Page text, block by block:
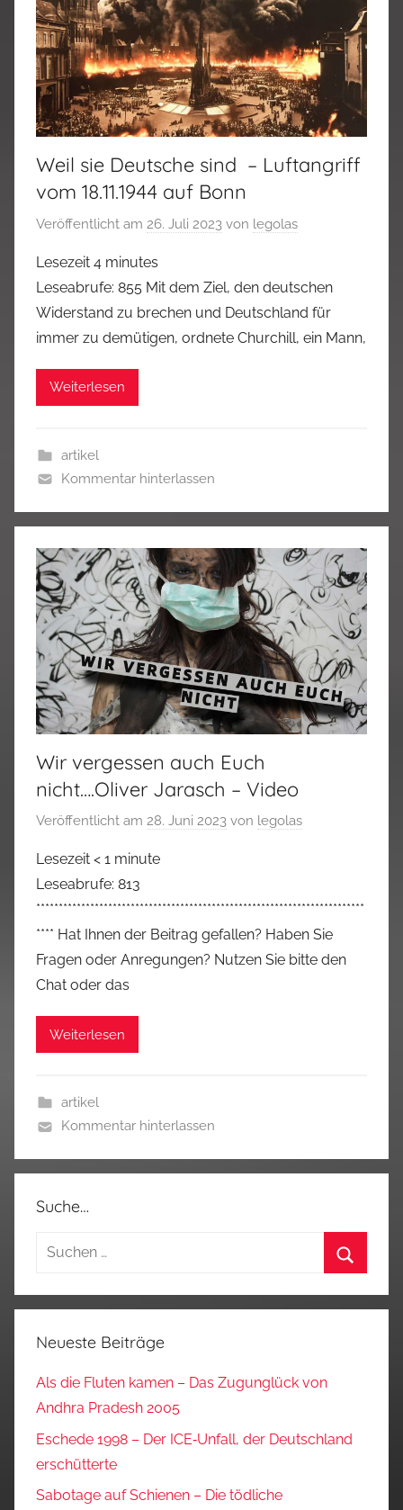
Weil sie Deutsche sind – Luftangriff
vom 18.11.1944 auf Bonn
Veröffentlicht am 26. Juli 2023 von legolas
Lesezeit 4 minutes
Leseabrufe: 855 Mit dem Ziel, den deutschen
Widerstand zu brechen und Deutschland für
immer zu demütigen, ordnete Churchill, ein Mann,
Weiterlesen
artikel
Kommentar hinterlassen
Wir vergessen auch Euch
nicht….Oliver Jarasch – Video
Veröffentlicht am 28. Juni 2023 von legolas
Lesezeit < 1 minute
Leseabrufe: 813
*************************************************************************
**** Hat Ihnen der Beitrag gefallen? Haben Sie
Fragen oder Anregungen? Nutzen Sie bitte den
Chat oder das
Weiterlesen
artikel
Kommentar hinterlassen
Suche…
Suchen
Neueste Beiträge
Als die Fluten kamen – Das Zugunglück von
Andhra Pradesh 2005
Eschede 1998 – Der ICE‑Unfall, der Deutschland
erschütterte
Sabotage auf Schienen – Die tödliche